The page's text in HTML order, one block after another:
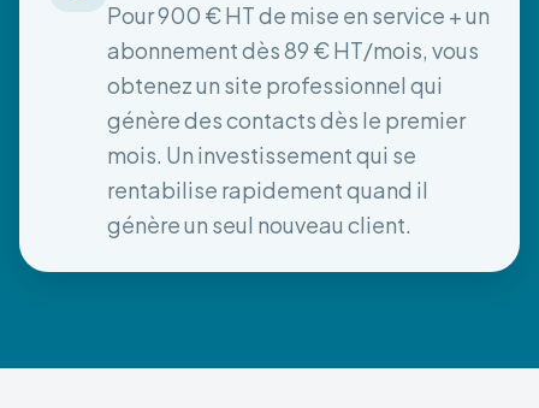
Pour 900 € HT de mise en service + un
abonnement dès 89 € HT/mois, vous
obtenez un site professionnel qui
génère des contacts dès le premier
mois. Un investissement qui se
rentabilise rapidement quand il
génère un seul nouveau client.